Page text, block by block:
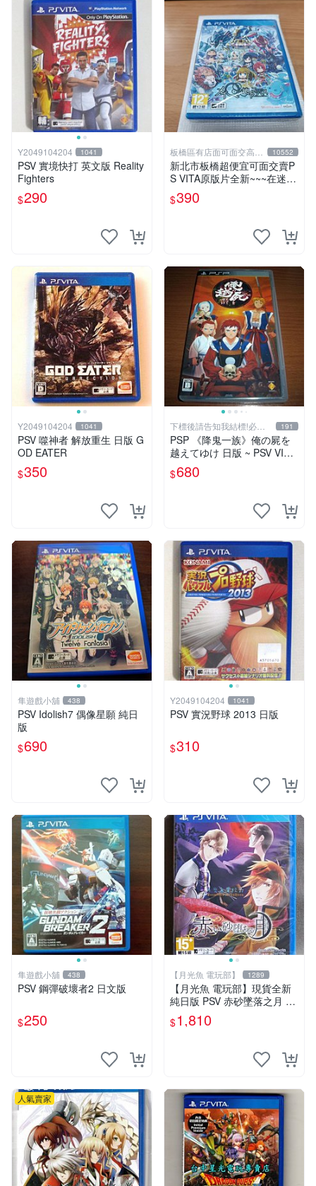
Y2049104204 1041
PSV 實境快打 英文版 Reality
Fighters
$290
板橋區有店面可面交高價
回收電玩
10552
新北市板橋超便宜可面交賣P
S VITA原版片全新~~~在迷Q
地下去死團 在迷宮地下去死
團~~~便宜賣
$390
Y2049104204 1041
PSV 噬神者 解放重生 日版 G
OD EATER
$350
下標後請告知我結標!必看
關於我
191
PSP 《降鬼一族》俺の屍を
越えてゆけ 日版 ~ PSV VITA
俺屍2 跨越俺的屍體前進吧2
前作
$680
隼遊戲小舖 438
PSV Idolish7 偶像星願 純日
版
$690
Y2049104204 1041
PSV 實況野球 2013 日版
$310
隼遊戲小舖 438
PSV 鋼彈破壞者2 日文版
$250
【月光魚 電玩部】 1289
【月光魚 電玩部】現貨全新
純日版 PSV 赤砂墜落之月 日
版日文
$1,810
人氣賣家